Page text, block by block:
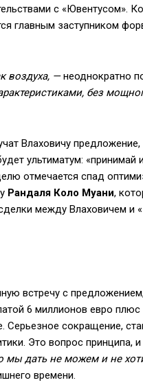
с «Ювентусом».
главным заступником
воздуха, —неоднократно
без
Влаховичу
ультиматум: «принимай
отмечается спад
Рандаля Коло Муани,
между Влаховичем
встречу с
6 миллионов евро
Серьезное сокращение,
Это вопрос
мы дать не можем и не
времени.